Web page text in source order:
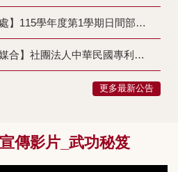
【教務處】115學年度第1學期日間部舊生註冊須知
【實習媒合】社團法人中華民國專利師公會－會員單位學生實習需求公告
更多最新公告
傳影片_武功秘笈